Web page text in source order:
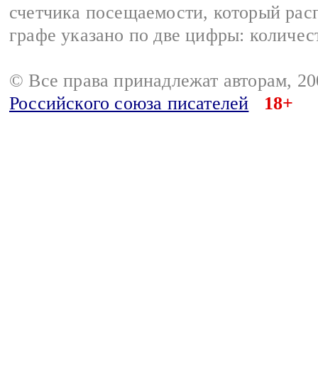
счетчика посещаемости, который
графе указано по две цифры:
© Все права принадлежат авторам,
Российского союза писателей
18+